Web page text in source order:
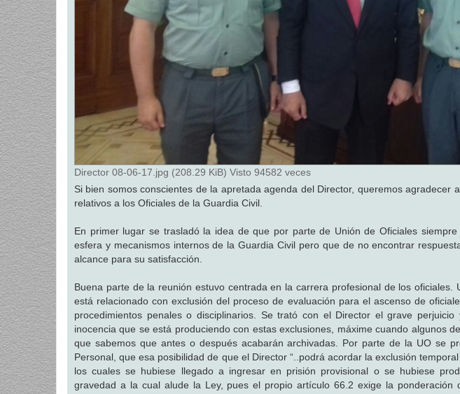
Director 08-06-17.jpg (208.29 KiB) Visto 94582 veces
Si bien somos conscientes de la apretada agenda del Director, queremos agradecer
relativos a los Oficiales de la Guardia Civil.
En primer lugar se trasladó la idea de que por parte de Unión de Oficiales
esfera y mecanismos internos de la Guardia Civil pero que de no encontrar
alcance para su satisfacción.
Buena parte de la reunión estuvo centrada en la carrera profesional de los
está relacionado con exclusión del proceso de evaluación para el ascenso de
procedimientos penales o disciplinarios. Se trató con el Director el grave
inocencia que se está produciendo con estas exclusiones, máxime cuando algunos
que sabemos que antes o después acabarán archivadas. Por parte de la UO se
Personal, que esa posibilidad de que el Director “..podrá acordar la exclusión
los cuales se hubiese llegado a ingresar en prisión provisional o se hubiese
gravedad a la cual alude la Ley, pues el propio artículo 66.2 exige la